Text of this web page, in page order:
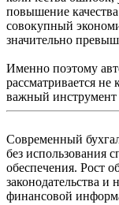
повышение
совокупный
значительно
Именно поэтому
рассматривается не
важный инструмент
Современный
без использования
обеспечения. Рост
законодательства и
финансовой